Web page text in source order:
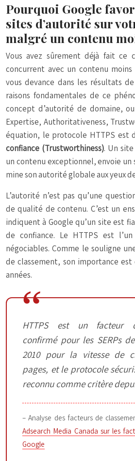
Pourquoi Google
sites d’autorité sur
malgré un contenu
Vous avez sûrement déjà fait ce
concurrent avec un contenu
vous devance dans les résultats de
raisons fondamentales de ce
concept d’autorité de domaine,
Expertise, Authoritativeness,
équation, le protocole HTTPS est
confiance (Trustworthiness). Un
un contenu exceptionnel, envoie un
mine son autorité globale aux yeux
L’autorité n’est pas qu’une
de qualité de contenu. C’est un
indiquent à Google qu’un site est
de confiance. Le HTTPS est
négociables. Comme le souligne
de classement, son importance
années.
HTTPS est un facteur
confirmé pour les SERPs
2010 pour la vitesse de
pages, et le protocole
reconnu comme critère
– Analyse des facteurs de
Adsearch Media Canada sur les
Google